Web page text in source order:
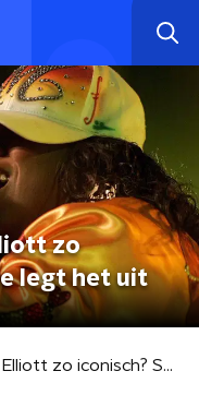
zo
legt het uit
Wat maakt Missy Elliott zo iconisch? Sarah-Jane legt het uit